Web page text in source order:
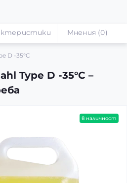
D -35°C
Type D -35°C –
Мнения (0)
в наличност